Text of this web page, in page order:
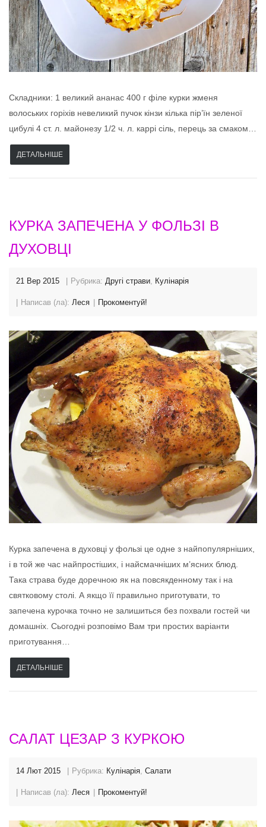
Складники: 1 великий ананас 400 г філе курки жменя
волоських горіхів невеликий пучок кінзи кілька пір’їн зеленої
цибулі 4 ст. л. майонезу 1/2 ч. л. каррі сіль, перець за смаком…
ДЕТАЛЬНІШЕ
КУРКА ЗАПЕЧЕНА У ФОЛЬЗІ В
ДУХОВЦІ
21 Вер 2015 Рубрика: Другі страви, Кулінарія
Написав (ла): Леся Прокоментуй!
Курка запечена в духовці у фользі ​​це одне з найпопулярніших,
і в той же час найпростіших, і найсмачніших м’ясних блюд.
Така страва буде доречною як на повсякденному так і на
святковому столі. А якщо її правильно приготувати, то
запечена курочка точно не залишиться без похвали гостей чи
домашніх. Сьогодні розповімо Вам три простих варіанти
приготування…
ДЕТАЛЬНІШЕ
САЛАТ ЦЕЗАР З КУРКОЮ
14 Лют 2015 Рубрика: Кулінарія, Салати
Написав (ла): Леся Прокоментуй!